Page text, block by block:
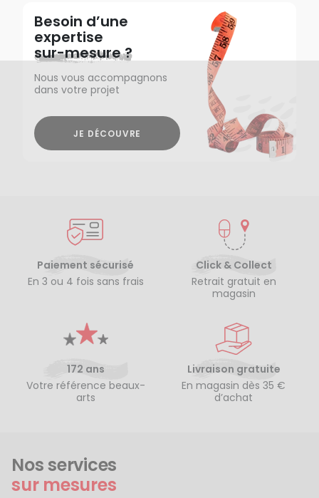
Besoin d’une
expertise
sur-mesure ?
Nous vous accompagnons
dans votre projet
JE DÉCOUVRE
Paiement sécurisé
En 3 ou 4 fois sans frais
Click & Collect
Retrait gratuit en
magasin
172 ans
Votre référence beaux-
arts
Livraison gratuite
En magasin dès 35 €
d’achat
Nos services
sur mesures